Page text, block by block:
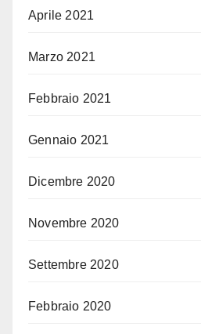
Aprile 2021
Marzo 2021
Febbraio 2021
Gennaio 2021
Dicembre 2020
Novembre 2020
Settembre 2020
Febbraio 2020